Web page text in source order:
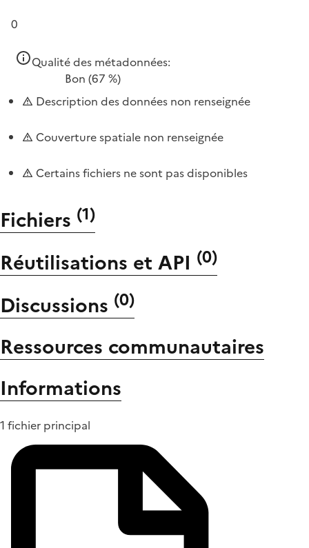
0
Qualité des métadonnées:
Bon (67 %)
Description des données non renseignée
Couverture spatiale non renseignée
Certains fichiers ne sont pas disponibles
Fichiers (1)
Réutilisations et API (0)
Discussions (0)
Ressources communautaires
Informations
1 fichier principal